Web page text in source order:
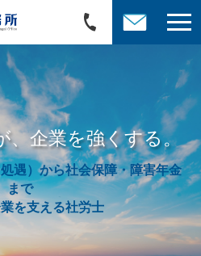
、企業を強くする。
遇）から社会保障・障害年金
まで
を支える社労士